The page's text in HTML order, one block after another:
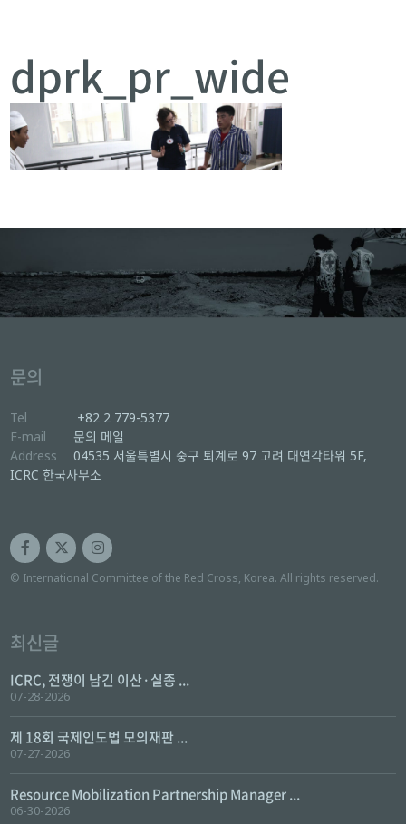
dprk_pr_wide
문의
Tel
+82 2 779-5377
E-mail
문의 메일
Address
04535 서울특별시 중구 퇴계로 97 고려 대연각타워 5F,
ICRC 한국사무소
© International Committee of the Red Cross, Korea. All rights reserved.
최신글
ICRC, 전쟁이 남긴 이산·실종 ...
07-28-2026
제 18회 국제인도법 모의재판 ...
07-27-2026
Resource Mobilization Partnership Manager ...
06-30-2026